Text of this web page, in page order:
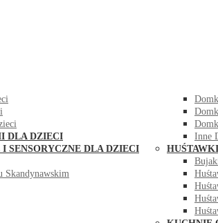
DLA DZIECI
SENSORYCZNE DLA DZIECI
Skandynawskim
Inne